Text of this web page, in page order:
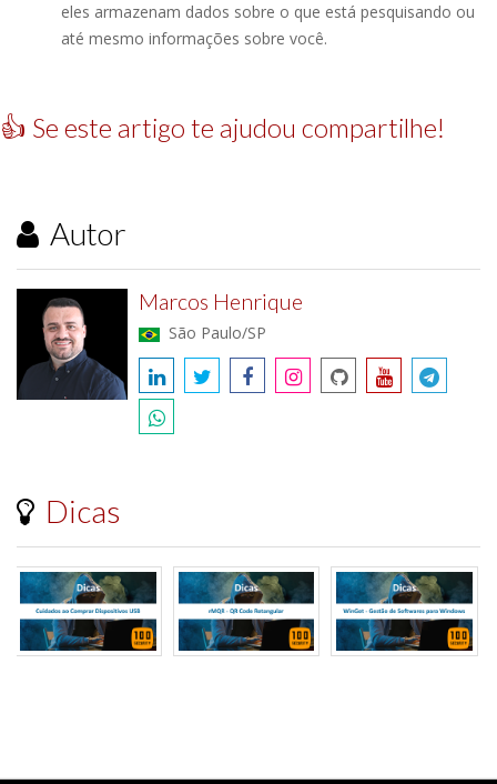
eles armazenam dados sobre o que está pesquisando ou
até mesmo informações sobre você.
👍 Se este artigo te ajudou compartilhe!
Autor
Marcos Henrique
São Paulo/SP
Dicas